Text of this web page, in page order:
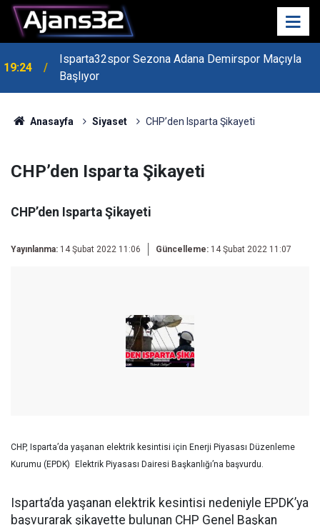
19:24
Isparta32spor Sezona Adana Demirspor Maçıyla
Başlıyor
Anasayfa Siyaset CHP’den Isparta Şikayeti
CHP’den Isparta Şikayeti
CHP’den Isparta Şikayeti
Yayınlanma: 14 Şubat 2022 11:06 Güncelleme: 14 Şubat 2022 11:07
CHP, Isparta’da yaşanan elektrik kesintisi için Enerji Piyasası Düzenleme
Kurumu (EPDK)
Elektrik Piyasası Dairesi Başkanlığı’na başvurdu.
Isparta’da yaşanan elektrik kesintisi nedeniyle EPDK’ya
başvurarak şikayette bulunan CHP Genel Başkan